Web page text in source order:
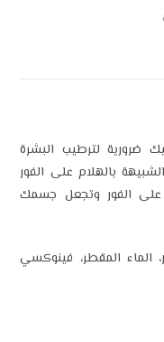
ضرورية لترطيب البشرة
بالهلام على الفور
الفور وتجعل جسمك
الماء المقطر، فينوكسي